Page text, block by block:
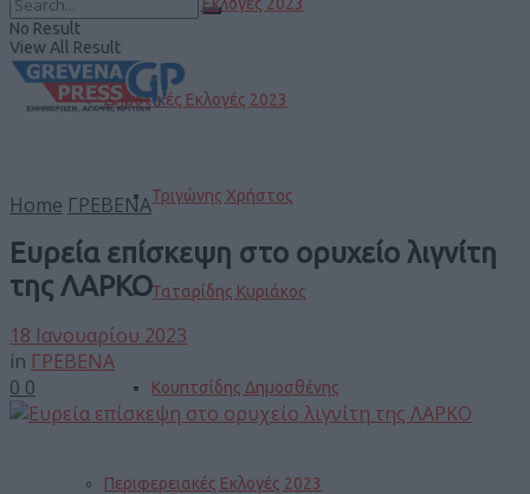
Δημοτικές Εκλογές 2023
Τριγώνης Χρήστος
Ταταρίδης Κυριάκος
Κουπτσίδης Δημοσθένης
Περιφερειακές Εκλογές 2023
No Result
View All Result
Home ΓΡΕΒΕΝΑ
Ευρεία επίσκεψη στο ορυχείο λιγνίτη
της ΛΑΡΚΟ
18 Ιανουαρίου 2023
in ΓΡΕΒΕΝΑ
0 0